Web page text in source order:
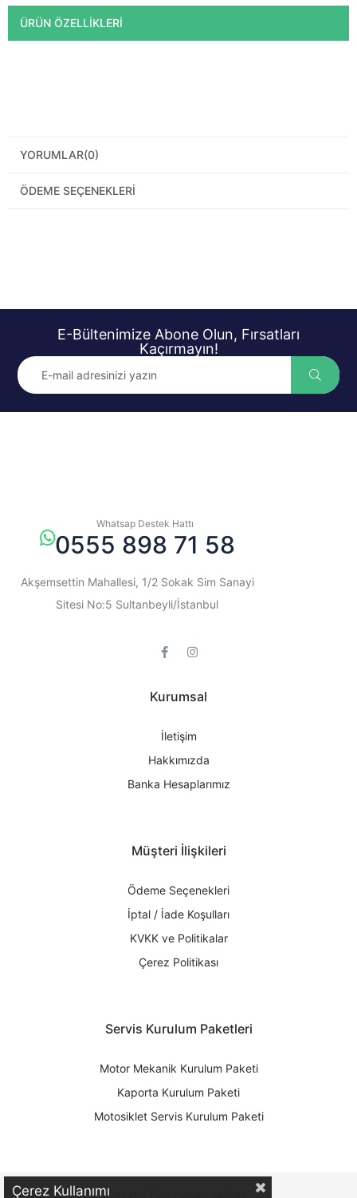
ÜRÜN ÖZELLIKLERI
YORUMLAR(0)
ÖDEME SEÇENEKLERI
E-Bültenimize Abone Olun, Fırsatları
Kaçırmayın!
Whatsap Destek Hattı
0555 898 71 58
Akşemsettin Mahallesi, 1/2 Sokak Sim Sanayi
Sitesi No:5 Sultanbeyli/İstanbul
Kurumsal
İletişim
Hakkımızda
Banka Hesaplarımız
Müşteri İlişkileri
Ödeme Seçenekleri
İptal / İade Koşulları
KVKK ve Politikalar
Çerez Politikası
Servis Kurulum Paketleri
Motor Mekanik Kurulum Paketi
Kaporta Kurulum Paketi
Motosiklet Servis Kurulum Paketi
© Bölünmez Hırdavat - Tüm hakları saklıdır.
Çerez Kullanımı